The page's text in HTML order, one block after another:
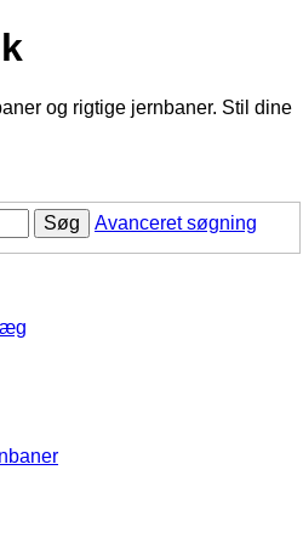
og rigtige jernbaner. Stil dine
Søg Avanceret søgning